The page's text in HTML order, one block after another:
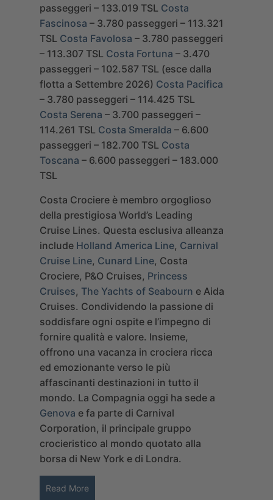
passeggeri – 133.019 TSL Costa
Fascinosa – 3.780 passeggeri – 113.321
TSL Costa Favolosa – 3.780 passeggeri
– 113.307 TSL Costa Fortuna – 3.470
passeggeri – 102.587 TSL (esce dalla
flotta a Settembre 2026) Costa Pacifica
– 3.780 passeggeri – 114.425 TSL
Costa Serena – 3.700 passeggeri –
114.261 TSL Costa Smeralda – 6.600
passeggeri – 182.700 TSL Costa
Toscana – 6.600 passeggeri – 183.000
TSL
Costa Crociere è membro orgoglioso
della prestigiosa World’s Leading
Cruise Lines. Questa esclusiva alleanza
include Holland America Line, Carnival
Cruise Line, Cunard Line, Costa
Crociere, P&O Cruises, Princess
Cruises, The Yachts of Seabourn e Aida
Cruises. Condividendo la passione di
soddisfare ogni ospite e l’impegno di
fornire qualità e valore. Insieme,
offrono una vacanza in crociera ricca
ed emozionante verso le più
affascinanti destinazioni in tutto il
mondo. La Compagnia oggi ha sede a
Genova e fa parte di Carnival
Corporation, il principale gruppo
crocieristico al mondo quotato alla
borsa di New York e di Londra.
Read More